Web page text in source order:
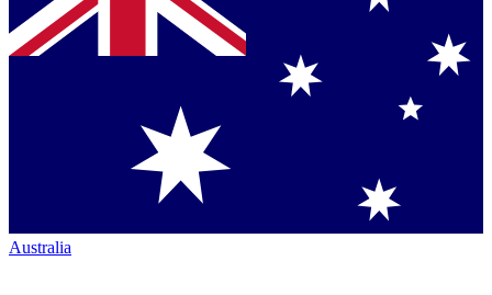
Australia